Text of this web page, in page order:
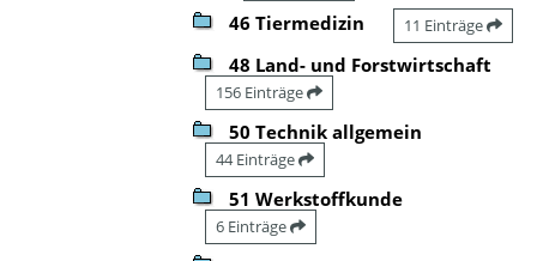
46 Tiermedizin 11 Einträge
48 Land- und Forstwirtschaft
156 Einträge
50 Technik allgemein
44 Einträge
51 Werkstoffkunde
6 Einträge